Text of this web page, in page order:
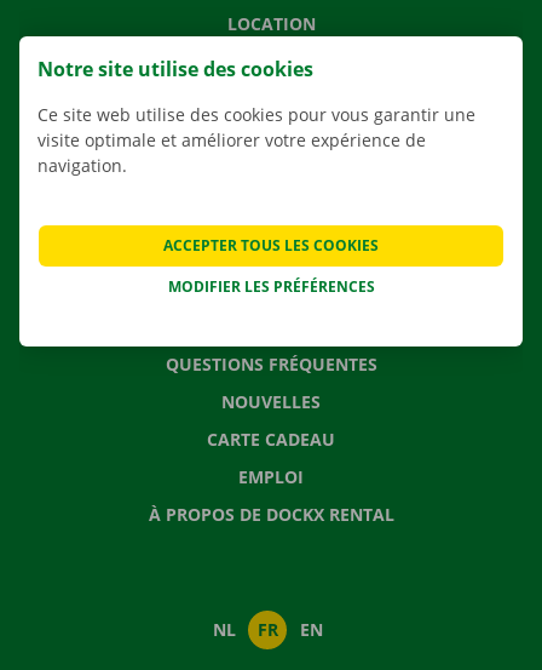
LOCATION
NOS VÉHICULES
AGENCES
QUESTIONS FRÉQUENTES
NOUVELLES
CARTE CADEAU
EMPLOI
À PROPOS DE DOCKX RENTAL
NL FR EN
Notre site utilise des cookies
Ce site web utilise des cookies pour vous garantir une
visite optimale et améliorer votre expérience de
navigation.
MODIFIER LES PRÉFÉRENCES
ACCEPTER TOUS LES COOKIES